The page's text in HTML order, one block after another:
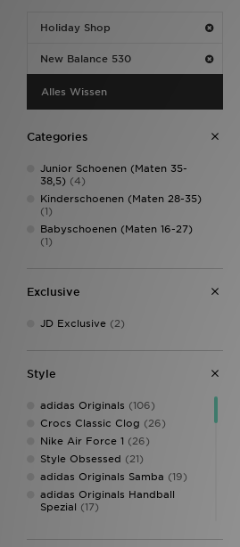
Holiday Shop
New Balance 530
Alles Wissen
Categories
Junior Schoenen (Maten 35-
38,5) (4)
Kinderschoenen (Maten 28-35)
(1)
Babyschoenen (Maten 16-27)
(1)
Exclusive
JD Exclusive (2)
Style
adidas Originals (106)
Crocs Classic Clog (26)
Nike Air Force 1 (26)
Style Obsessed (21)
adidas Originals Samba (19)
adidas Originals Handball
Spezial (17)
Jordan 1(12)